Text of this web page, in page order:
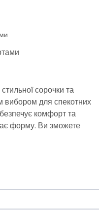
сорочки та
вибором для спекотних
комфорт та
форму. Ви зможете
носіння або